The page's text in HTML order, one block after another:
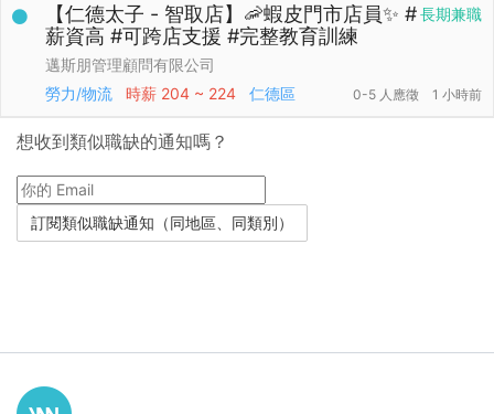
長期兼職
【仁德太子 - 智取店】🦐蝦皮門市店員✨ #
薪資高 #可跨店支援 #完整教育訓練
邁斯朋管理顧問有限公司
勞力/物流
時薪 204 ~ 224 仁德區 0-5 人應徵 1 小時前
想收到類似職缺的通知嗎？